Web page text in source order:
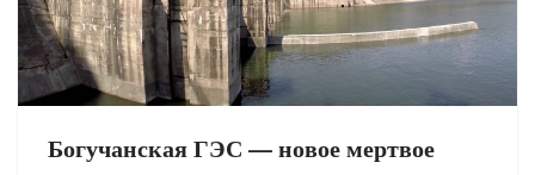
Богучанская ГЭС — новое мертвое